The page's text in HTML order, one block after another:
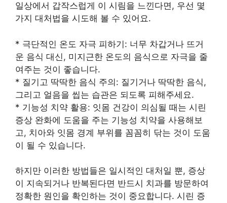
일상에서 갑작스럽게 이 시림을 느낀다면, 우선 몇
가지 대처법을 시도해 볼 수 있어요.
* 극단적인 온도 자극 피하기: 너무 차갑거나 뜨거
운 음식 대신, 미지근한 온도의 음식으로 자극을 줄
여주는 것이 좋습니다.
* 질기고 딱딱한 음식 주의: 질기거나 딱딱한 음식,
그리고 얼음을 씹는 습관은 되도록 피해주세요.
* 기능성 치약 활용: 잇몸 건강이 의심될 때는 시린
증상 완화에 도움을 주는 기능성 치약을 사용해보
고, 치아와 잇몸 경계 부위를 꼼꼼히 닦는 것이 도움
이 될 수 있습니다.
하지만 이러한 방법들은 일시적인 대처일 뿐, 증상
이 지속되거나 반복된다면 반드시 치과를 방문하여
정확한 원인을 확인하는 것이 중요합니다. 시린 증